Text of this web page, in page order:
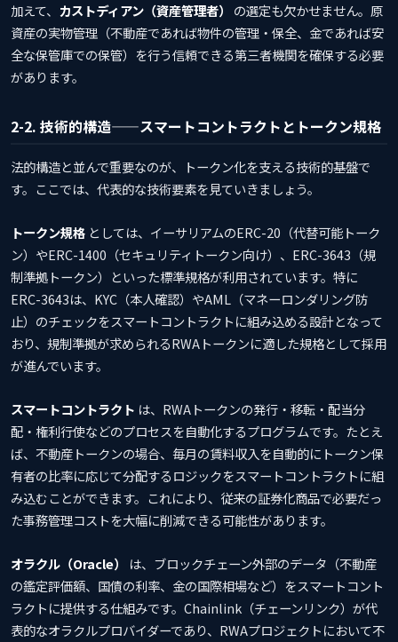
加えて、 カストディアン（資産管理者）
の選定も欠かせません。原
資産の実物管理（不動産であれば物件の管理・保全、金であれば安
全な保管庫での保管）を行う信頼できる第三者機関を確保する必要
があります。
2-2. 技術的構造——スマートコントラクトとトークン規格
法的構造と並んで重要なのが、トークン化を支える技術的基盤で
す。ここでは、代表的な技術要素を見ていきましょう。
トークン規格 としては、イーサリアムのERC-20（代替可能トーク
ン）やERC-1400（セキュリティトークン向け）、ERC-3643（規
制準拠トークン）といった標準規格が利用されています。特に
ERC-3643は、KYC（本人確認）やAML（マネーロンダリング防
止）のチェックをスマートコントラクトに組み込める設計となって
おり、規制準拠が求められるRWAトークンに適した規格として採用
が進んでいます。
スマートコントラクト は、RWAトークンの発行・移転・配当分
配・権利行使などのプロセスを自動化するプログラムです。たとえ
ば、不動産トークンの場合、毎月の賃料収入を自動的にトークン保
有者の比率に応じて分配するロジックをスマートコントラクトに組
み込むことができます。これにより、従来の証券化商品で必要だっ
た事務管理コストを大幅に削減できる可能性があります。
オラクル（Oracle）
は、ブロックチェーン外部のデータ（不動産
の鑑定評価額、国債の利率、金の国際相場など）をスマートコント
ラクトに提供する仕組みです。Chainlink（チェーンリンク）が代
表的なオラクルプロバイダーであり、RWAプロジェクトにおいて不